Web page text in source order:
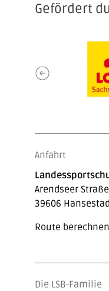
Gefördert
Anfahrt
Arendseer
39606
Route berechnen
Die LSB-Familie